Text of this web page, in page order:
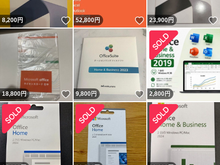
8,200円 いいね！
52,800円 いいね！
23,900円
18,800円 いいね！
9,800円 いいね！
2,800円